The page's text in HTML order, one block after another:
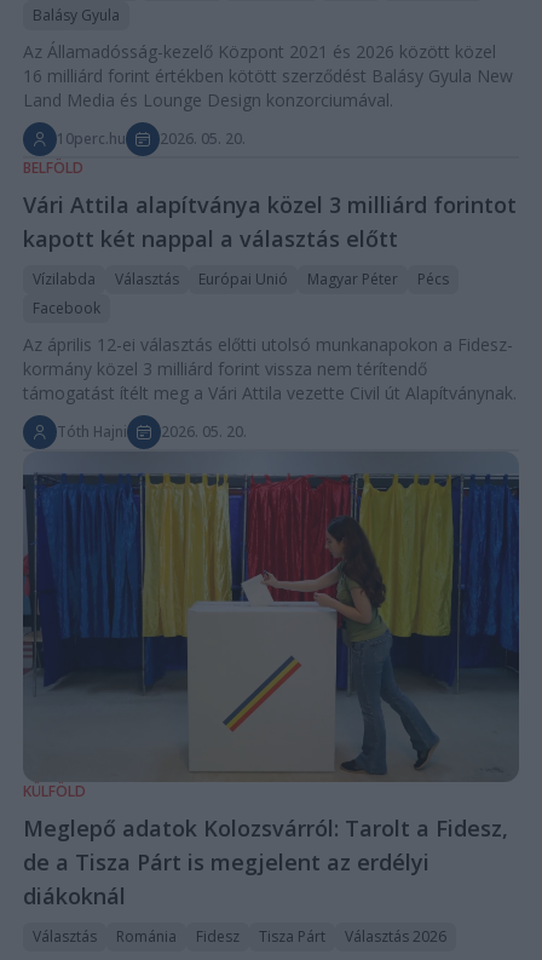
Balásy Gyula
Az Államadósság-kezelő Központ 2021 és 2026 között közel
16 milliárd forint értékben kötött szerződést Balásy Gyula New
Land Media és Lounge Design konzorciumával.
10perc.hu
2026. 05. 20.
BELFÖLD
Vári Attila alapítványa közel 3 milliárd forintot
kapott két nappal a választás előtt
Vízilabda Választás Európai Unió Magyar Péter
Pécs
Facebook
Az április 12-ei választás előtti utolsó munkanapokon a Fidesz-
kormány közel 3 milliárd forint vissza nem térítendő
támogatást ítélt meg a Vári Attila vezette Civil út Alapítványnak.
Tóth Hajni 2026. 05. 20.
KÜLFÖLD
Meglepő adatok Kolozsvárról: Tarolt a Fidesz,
de a Tisza Párt is megjelent az erdélyi
diákoknál
Választás Románia Fidesz Tisza Párt Választás 2026